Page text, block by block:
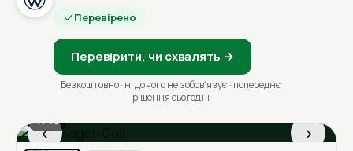
Перевірено
Перевірити, чи схвалять →
Безкоштовно · ні до чого не зобовʼязує · попереднє
рішення сьогодні
‹ ›
1 / 13
Ціна в місяць